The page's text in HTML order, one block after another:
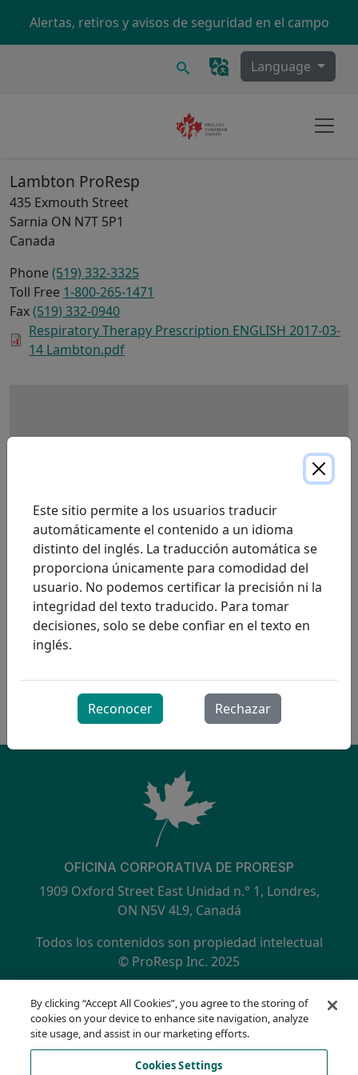
Alertas, retiros y avisos de seguridad en el campo
Buscar Language
Lambton ProResp
435 Exmouth Street
Sarnia ON N7T 5P1
Canada
Phone (519) 332-3325
Toll Free 1-800-265-1471
Fax(519) 332-0940
Respiratory Therapy Prescription ENGLISH 2017-03-
14 Lambton.pdf
OFICINA CORPORATIVA DE PRORESP
1909 Oxford Street East Unidad n.° 1, Londres,
ON N5V 4L9, Canadá
Todos los contenidos son propiedad intelectual
© ProResp Inc. 2025
SECONDARY MENU
política de privacidad
Línea directa de cumplimiento
Condiciones de uso
AODA
Este sitio permite a los usuarios traducir
automáticamente el contenido a un idioma
distinto del inglés. La traducción automática se
proporciona únicamente para comodidad del
usuario. No podemos certificar la precisión ni la
integridad del texto traducido. Para tomar
decisiones, solo se debe confiar en el texto en
inglés.
Reconocer Rechazar
By clicking “Accept All Cookies”, you agree to the storing of
cookies on your device to enhance site navigation, analyze
site usage, and assist in our marketing efforts.
Cookies Settings